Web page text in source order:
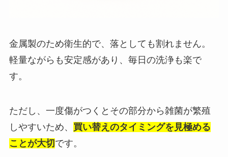
金属製のため衛生的で、落としても割れません。
軽量ながらも安定感があり、毎日の洗浄も楽で
す。
ただし、一度傷がつくとその部分から雑菌が繁殖
しやすいため、 買い替えのタイミングを見極める
ことが大切 です。